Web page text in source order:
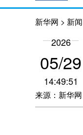
新华网 > 新闻
2026
05/29
14:49:51
来源：新华网